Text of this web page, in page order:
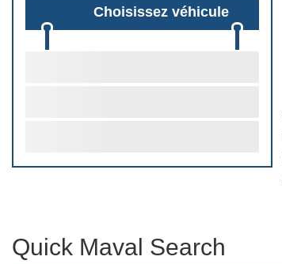
Choisissez véhicule
Quick Maval Search